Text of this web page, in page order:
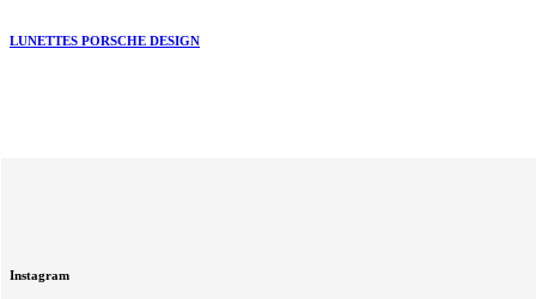
LUNETTES PORSCHE DESIGN
Instagram